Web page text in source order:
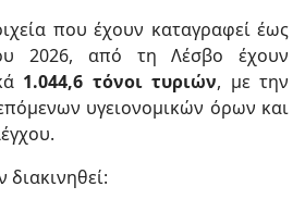
που έχουν καταγραφεί έως
2026, από τη Λέσβο έχουν
1.044,6 τόνοι τυριών, με την
υγειονομικών όρων και
διακινηθεί: